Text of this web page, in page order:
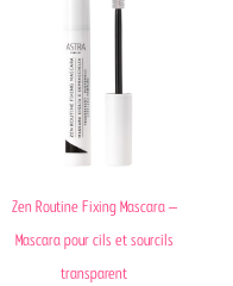
Zen Routine Fixing Mascara –
Mascara pour cils et sourcils
transparent